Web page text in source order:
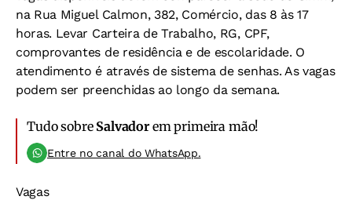
na Rua Miguel Calmon, 382, Comércio, das 8 às 17
horas. Levar Carteira de Trabalho, RG, CPF,
comprovantes de residência e de escolaridade. O
atendimento é através de sistema de senhas. As vagas
podem ser preenchidas ao longo da semana.
Tudo sobre Salvadorem primeira mão!
Entre no canal do WhatsApp.
Vagas